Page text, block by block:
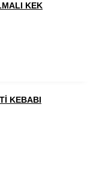
KEK
KEBABI